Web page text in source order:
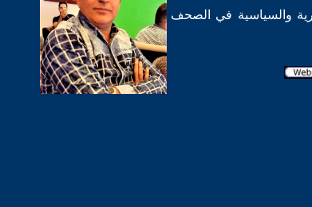
والسياسية في الصحف